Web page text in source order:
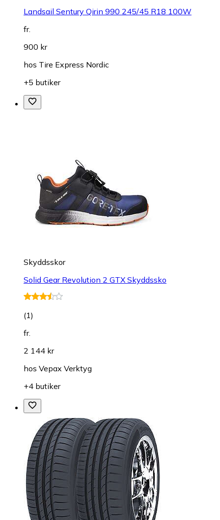
Landsail Sentury Qirin 990 245/45 R18 100W
fr.
900 kr
hos Tire Express Nordic
+5 butiker
Skyddsskor
Solid Gear Revolution 2 GTX Skyddssko
(1)
fr.
2 144 kr
hos Vepax Verktyg
+4 butiker